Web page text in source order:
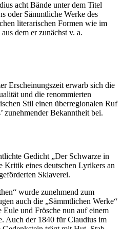
acht Bände unter dem Titel
oder Sämmtliche Werke des
literarischen Formen wie im
dem er zunächst v. a.
Erscheinungszeit erwarb sich die
und die renommierten
Stil einen überregionalen Ruf
zunehmender Bekanntheit bei.
Gedicht „Der Schwarze in
Kritik eines deutschen Lyrikers an
Sklaverei.
wurde zunehmend zum
auch die „Sämmtlichen Werke“
und Frösche nun auf einem
Auch der 1840 für Claudius im